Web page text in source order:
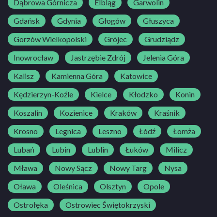
Dąbrowa Górnicza
Elbląg
Garwolin
Gdańsk
Gdynia Głogów
Głuszyca
Gorzów Wielkopolski
Grójec
Grudziądz
Inowrocław
Jastrzębie Zdrój
Jelenia Góra
Kalisz
Kamienna Góra
Katowice
Kędzierzyn-Koźle
Kielce Kłodzko
Konin
Koszalin
Kozienice Kraków
Kraśnik
Krosno
Legnica Leszno Łódź
Łomża
Lubań
Lubin Lublin Łuków
Milicz
Mława
Nowy Sącz Nowy Targ
Nysa
Oława
Oleśnica Olsztyn
Opole
Ostrołęka
Ostrowiec Świętokrzyski